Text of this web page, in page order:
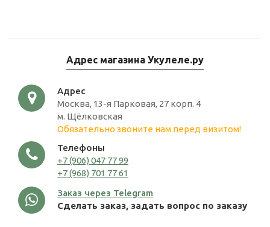
Адрес магазина Укулеле.ру
Адрес
Москва, 13-я Парковая, 27 корп. 4
м. Щёлковская
Обязательно звоните нам перед визитом!
Телефоны
+7 (906) 047 77 99
+7 (968) 701 77 61
Заказ через Telegram
Сделать заказ, задать вопрос по заказу